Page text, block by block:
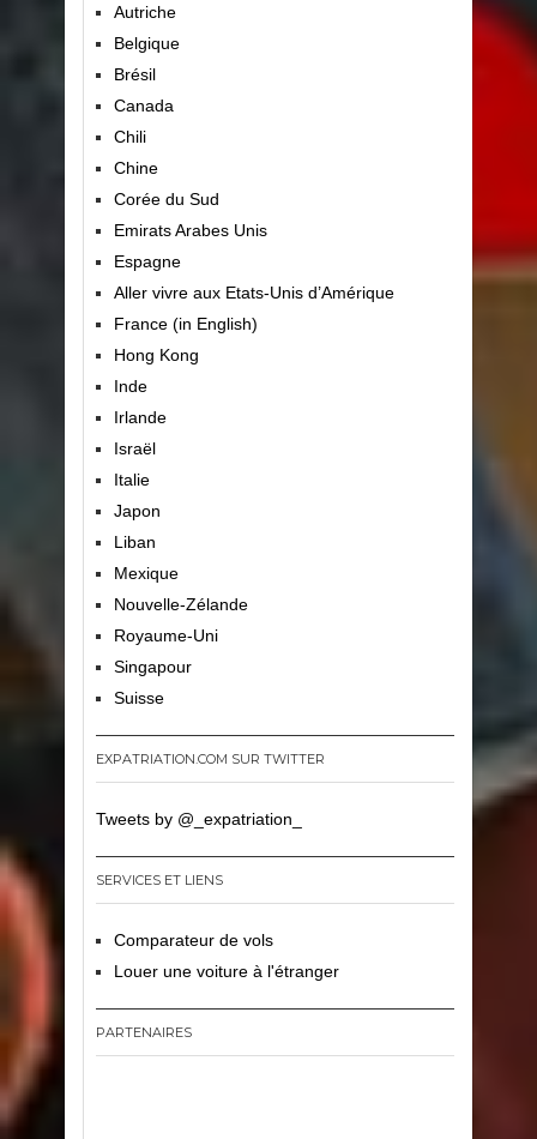
Autriche
Belgique
Brésil
Canada
Chili
Chine
Corée du Sud
Emirats Arabes Unis
Espagne
Aller vivre aux Etats-Unis d’Amérique
France (in English)
Hong Kong
Inde
Irlande
Israël
Italie
Japon
Liban
Mexique
Nouvelle-Zélande
Royaume-Uni
Singapour
Suisse
EXPATRIATION.COM SUR TWITTER
Tweets by @_expatriation_
SERVICES ET LIENS
Comparateur de vols
Louer une voiture à l'étranger
PARTENAIRES